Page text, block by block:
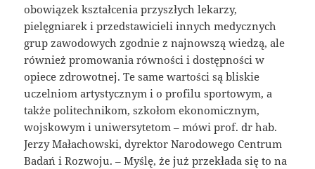
obowiązek kształcenia przyszłych lekarzy,
pielęgniarek i przedstawicieli innych medycznych
grup zawodowych zgodnie z najnowszą wiedzą, ale
również promowania równości i dostępności w
opiece zdrowotnej. Te same wartości są bliskie
uczelniom artystycznym i o profilu sportowym, a
także politechnikom, szkołom ekonomicznym,
wojskowym i uniwersytetom – mówi prof. dr hab.
Jerzy Małachowski, dyrektor Narodowego Centrum
Badań i Rozwoju. – Myślę, że już przekłada się to na